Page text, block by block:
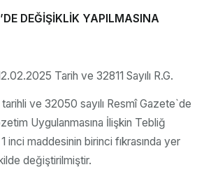
DEĞİŞİKLİK YAPILMASINA
Tarih ve 32811 Sayılı R.G.
ve 32050 sayılı Resmî Gazete`de
Uygulanmasına İlişkin Tebliğ
inci maddesinin birinci fıkrasında yer
değiştirilmiştir.